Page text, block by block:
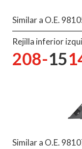
Similar a O.E.
Rejilla inferior
208-15
Similar a O.E.